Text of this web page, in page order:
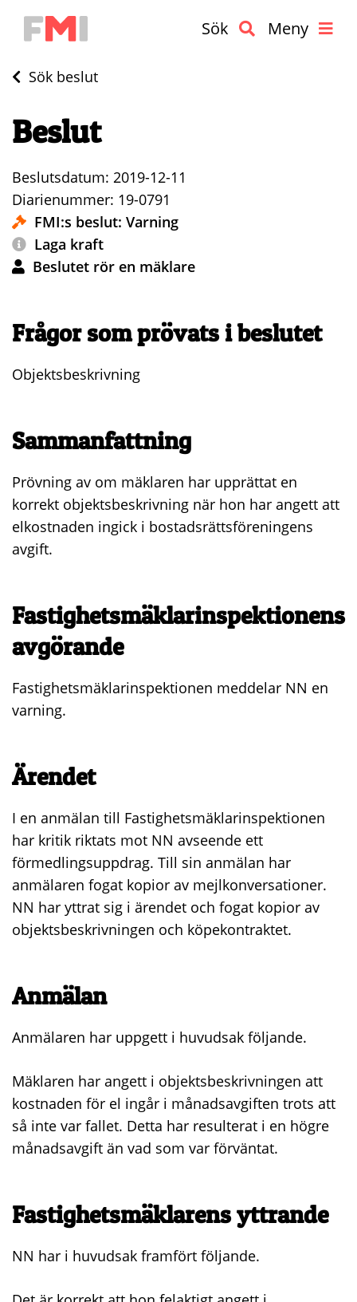
Sök Meny
Sök beslut
Beslut
Beslutsdatum: 2019-12-11
Diarienummer: 19-0791
FMI:s beslut: Varning
Laga kraft
Beslutet rör en mäklare
Frågor som prövats i beslutet
Objektsbeskrivning
Sammanfattning
Prövning av om mäklaren har upprättat en
korrekt objektsbeskrivning när hon har angett att
elkostnaden ingick i bostadsrättsföreningens
avgift.
Fastighetsmäklarinspektionens
avgörande
Fastighetsmäklarinspektionen meddelar NN en
varning.
Ärendet
I en anmälan till Fastighetsmäklarinspektionen
har kritik riktats mot NN avseende ett
förmedlingsuppdrag. Till sin anmälan har
anmälaren fogat kopior av mejlkonversationer.
NN har yttrat sig i ärendet och fogat kopior av
objektsbeskrivningen och köpekontraktet.
Anmälan
Anmälaren har uppgett i huvudsak följande.
Mäklaren har angett i objektsbeskrivningen att
kostnaden för el ingår i månadsavgiften trots att
så inte var fallet. Detta har resulterat i en högre
månadsavgift än vad som var förväntat.
Fastighetsmäklarens yttrande
NN har i huvudsak framfört följande.